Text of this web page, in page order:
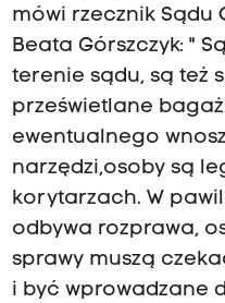
mówi rzecznik Sądu
Beata Górszczyk: "
terenie sądu, są też
prześwietlane
ewentualnego
narzędzi,osoby są
korytarzach. W
odbywa rozprawa,
sprawy muszą
i być wprowadzane